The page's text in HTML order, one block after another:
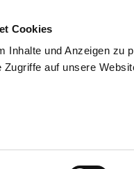
Cookies
Inhalte und Anzeigen zu
Zugriffe auf unsere